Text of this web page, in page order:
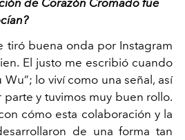
tiró buena onda por Instagram
El justo me escribió cuando
lo viví como una señal, así
y tuvimos muy buen rollo.
cómo esta colaboración y la
de una forma tan